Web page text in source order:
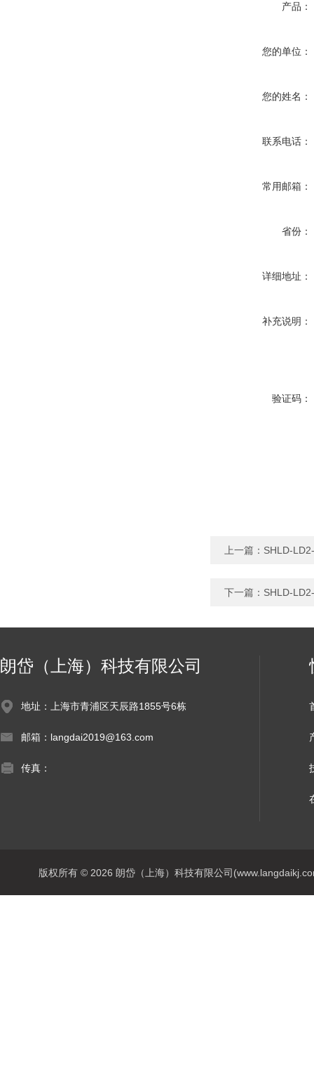
产品：
您的单位：
您的姓名：
联系电话：
常用邮箱：
省份：
详细地址：
补充说明：
验证码：
上一篇： SHLD-
下一篇： SHLD-
朗岱（上海）科技有限公司
地址：上海市青浦区天辰路1855号6栋
邮箱：langdai2019@163.com
传真：
版权所有 © 2026 朗岱（上海）科技有限公司